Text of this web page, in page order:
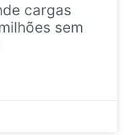
cargas
sem